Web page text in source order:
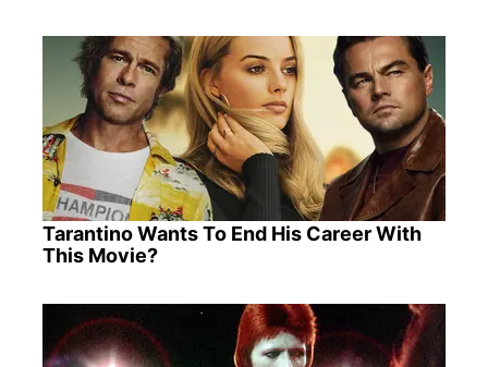
Tarantino Wants To End His Career With
This Movie?